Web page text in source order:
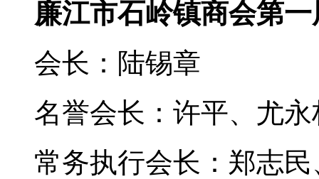
廉江市石岭镇商会第
会长：陆锡章
名誉会长：许平、尤
常务执行会长：郑志